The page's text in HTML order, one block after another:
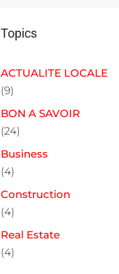
Topics
ACTUALITE LOCALE
(9)
BON A SAVOIR
(24)
Business
(4)
Construction
(4)
Real Estate
(4)